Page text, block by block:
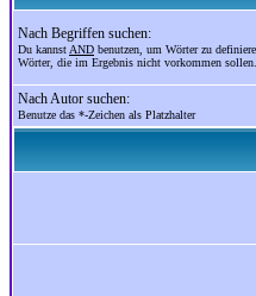
Nach Begriffen suchen:
Du kannst AND benutzen, um Wörter zu
Wörter, die im Ergebnis nicht vorkommen
Nach Autor suchen:
Benutze das *-Zeichen als Platzhalter